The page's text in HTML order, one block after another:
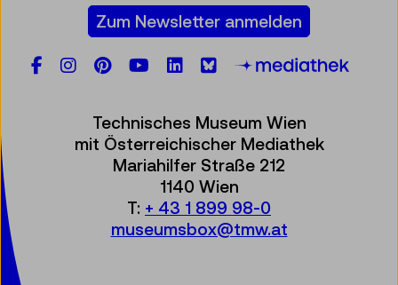
Zum Newsletter anmelden
Facebook
Instagram
Pinterest
YouTube
LinkedIn
Bluesky
Technisches Museum Wien
mit Österreichischer Mediathek
Mariahilfer Straße 212
1140 Wien
T: + 43 1 899 98-0
museumsbox@tmw.at